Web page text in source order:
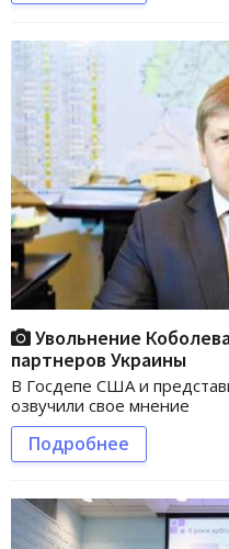
Увольнение
партнеров Украины
В Госдепе США и
озвучили свое мнение
Подробнее